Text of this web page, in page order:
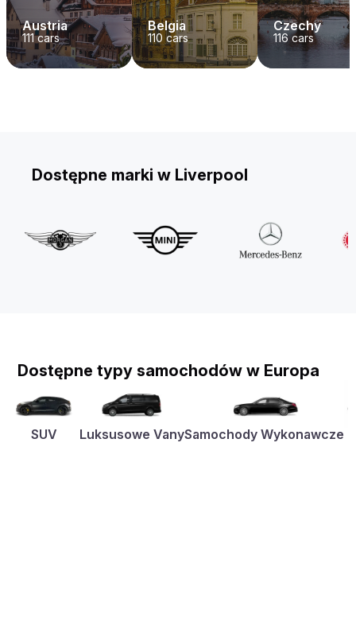
Austria
111cars
Belgia
110 cars
Czechy
116cars
Dostępne marki w Liverpool
Dostępne typy samochodów w Europa
SUV Luksusowe VanySamochody Wykonawcze